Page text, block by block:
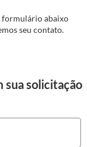
formulário abaixo
seu contato.
sua solicitação